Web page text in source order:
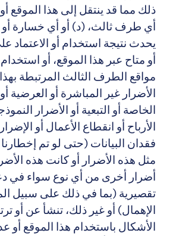
ذلك مما قد ينتقل إلى هذا الموقع أو
أي طرف ثالث، (د) أو أي خسارة أو
يحدث نتيجة استخدام أو الاعتماد
أو متاح عبر هذا الموقع، أو استخدام
مواقع الطرف الثالث المرتبطة بهذا
الأضرار غير المباشرة أو العرضية أو
الخاصة أو التبعية أو الأضرار
الأرباح أو انقطاع الأعمال أو الإضرار
فقدان البيانات (حتى لو تم إخطارنا
مثل هذه الأضرار أو كانت هذه
أضرار أخرى من أي نوع سواء في
تقصيرية (بما في ذلك على سبيل
الإهمال) أو غير ذلك، تنشأ عن أو
الأشكال باستخدام هذا الموقع أو